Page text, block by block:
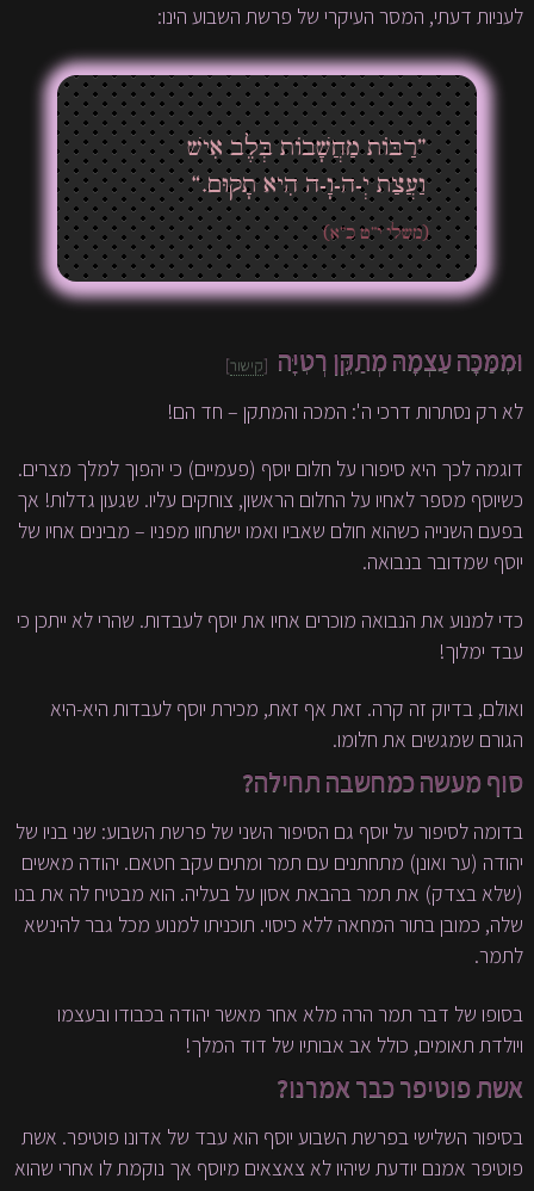
לעניות דעתי, המסר העיקרי של פרשת השבוע הינו:
”רַבּוֹת מַחֲשָׁבוֹת בְּלֶב אִישׁ
וַעֲצַת יְ-ה-וָ-ה הִיא תָקוּם.“
(משלי י”ט כ”א)
וּמִמַּכָּה עַצְמָהּ מְתַקֵּן רְטִיָּה [קישור]
לא רק נסתרות דרכי ה': המכה והמתקן – חד הם!
דוגמה לכך היא סיפורו על חלום יוסף (פעמיים) כי יהפוך למלך מצרים.
כשיוסף מספר לאחיו על החלום הראשון, צוחקים עליו. שגעון גדלות! אך
בפעם השנייה כשהוא חולם שאביו ואמו ישתחוו מפניו – מבינים אחיו של
יוסף שמדובר בנבואה.
כדי למנוע את הנבואה מוכרים אחיו את יוסף לעבדות. שהרי לא ייתכן כי
עבד ימלוך!
ואולם, בדיוק זה קרה. זאת אף זאת, מכירת יוסף לעבדות היא-היא
הגורם שמגשים את חלומו.
סוף מעשה כמחשבה תחילה?
בדומה לסיפור על יוסף גם הסיפור השני של פרשת השבוע: שני בניו של
יהודה (ער ואונן) מתחתנים עם תמר ומתים עקב חטאם. יהודה מאשים
(שלא בצדק) את תמר בהבאת אסון על בעליה. הוא מבטיח לה את בנו
שלה, כמובן בתור המחאה ללא כיסוי. תוכניתו למנוע מכל גבר להינשא
לתמר.
בסופו של דבר תמר הרה מלא אחר מאשר יהודה בכבודו ובעצמו
ויולדת תאומים, כולל אב אבותיו של דוד המלך!
אשת פוטיפר כבר אמרנו?
בסיפור השלישי בפרשת השבוע יוסף הוא עבד של אדונו פוטיפר. אשת
פוטיפר אמנם יודעת שיהיו לא צאצאים מיוסף אך נוקמת לו אחרי שהוא